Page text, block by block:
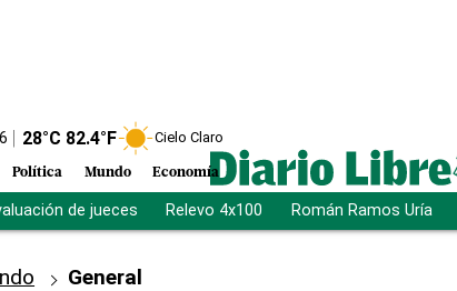
28°C 82.4°F Cielo Claro
Política Mundo Economía
de jueces Relevo 4x100 Román Ramos Uría
General